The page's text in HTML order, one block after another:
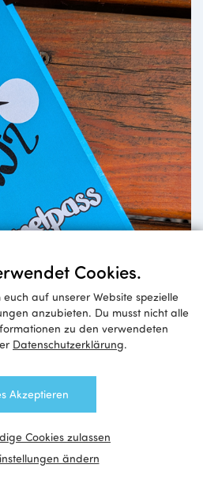
Cookies.
auf unserer Website spezielle
anzubieten. Du musst nicht alle
zu den verwendeten
Datenschutzerklärung.
Akzeptieren
Cookies zulassen
ändern